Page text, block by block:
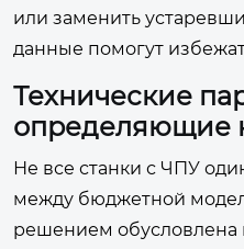
или заменить
данные помогут
Технические
определяющие
Не все станки с ЧПУ
между бюджетной
решением обусловлена